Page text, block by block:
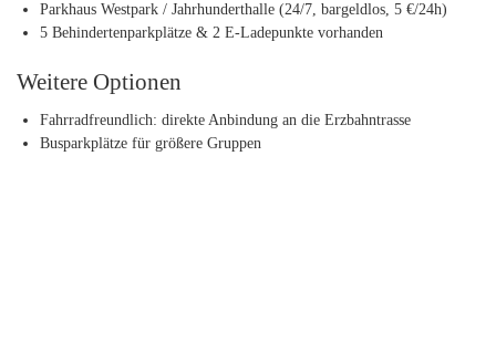
Parkhaus Westpark / Jahrhunderthalle (24/7, bargeldlos, 5 €/24h)
5 Behindertenparkplätze & 2 E-Ladepunkte vorhanden
Weitere Optionen
Fahrradfreundlich: direkte Anbindung an die Erzbahntrasse
Busparkplätze für größere Gruppen